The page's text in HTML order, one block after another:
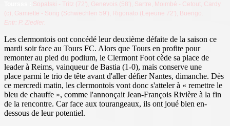
Sopalski - Tritz (72'), Genevois (58'), Sartre, Moimbé - Cetout, Cardy
(c), Gamiette - Song (Schwechlen 59'), Rigonato (Lejeune 72'), Buengo.
Entr: P. Ziedler.
Les clermontois ont concédé leur deuxième défaite de la saison ce
mardi soir face au Tours FC. Alors que Tours en profite pour
remonter au pied du podium, le Clermont Foot cède sa place de
leader à Reims, vainqueur de Bastia (1-0), mais conserve une
place parmi le trio de tête avant d'aller défier Nantes, dimanche. Dès
ce mercredi matin, les clermontois vont donc s'atteler à « remettre le
bleu de chauffe », comme l'annonçait Jean-François Rivière à la fin
de la rencontre. Car face aux tourangeaux, ils ont joué bien en-
dessous de leur potentiel.